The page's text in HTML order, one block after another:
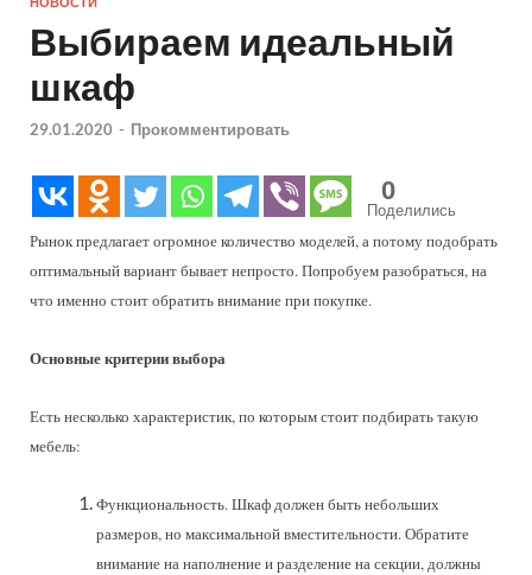
Выбираем идеальный
шкаф
29.01.2020 - Прокомментировать
0
Поделились
Рынок предлагает огромное количество моделей, а потому подобрать
оптимальный вариант бывает непросто. Попробуем разобраться, на
что именно стоит обратить внимание при покупке.
Основные критерии выбора
Есть несколько характеристик, по которым стоит подбирать такую
мебель:
Функциональность. Шкаф должен быть небольших
размеров, но максимальной вместительности. Обратите
внимание на наполнение и разделение на секции, должны